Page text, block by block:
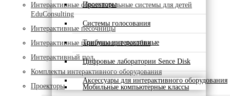
Проекторы
Системы голосования
Трибуны интерактивные
Цифровые лаборатории Sence Disk
Аксессуары для интерактивного оборудования
Мобильные компьютерные классы
Интерактивные образовательные системы для детей
EduConsulting
Интерактивные песочницы
Интерактивные развивающие пособия
Интерактивный пол
Комплекты интерактивного оборудования
Проекторы